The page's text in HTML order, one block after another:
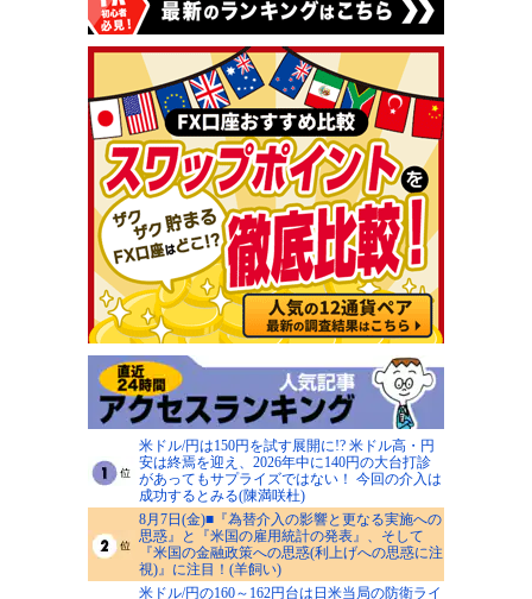
米ドル/円は150円を試す展開に!? 米ドル高・円
安は終焉を迎え、2026年中に140円の大台打診
があってもサプライズではない！ 今回の介入は
成功するとみる(陳満咲杜)
8月7日(金)■『為替介入の影響と更なる実施への
思惑』と『米国の雇用統計の発表』、そして
『米国の金融政策への思惑(利上げへの思惑に注
視)』に注目！(羊飼い)
米ドル/円の160～162円台は日米当局の防衛ライ